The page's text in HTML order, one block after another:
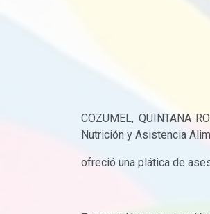
COZUMEL, QUINTANA
Nutrición y Asistencia
ofreció una plática de